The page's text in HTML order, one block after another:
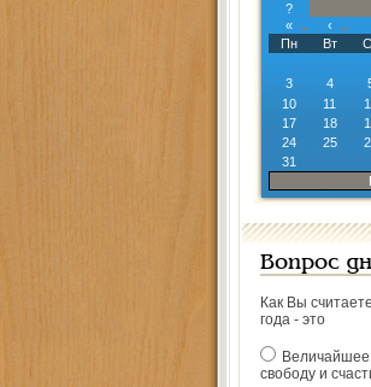
?
«
‹
Пн
Вт
3
4
10
11
17
18
24
25
31
Вопрос
Как Вы
года - это
свободу и